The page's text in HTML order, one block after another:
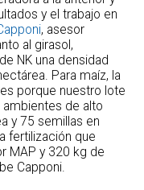
y el trabajo en
, asesor
al girasol,
NK una densidad
Para maíz, la
porque nuestro lote
de alto
y 75 semillas en
fertilización que
MAP y 320 kg de
Capponi.